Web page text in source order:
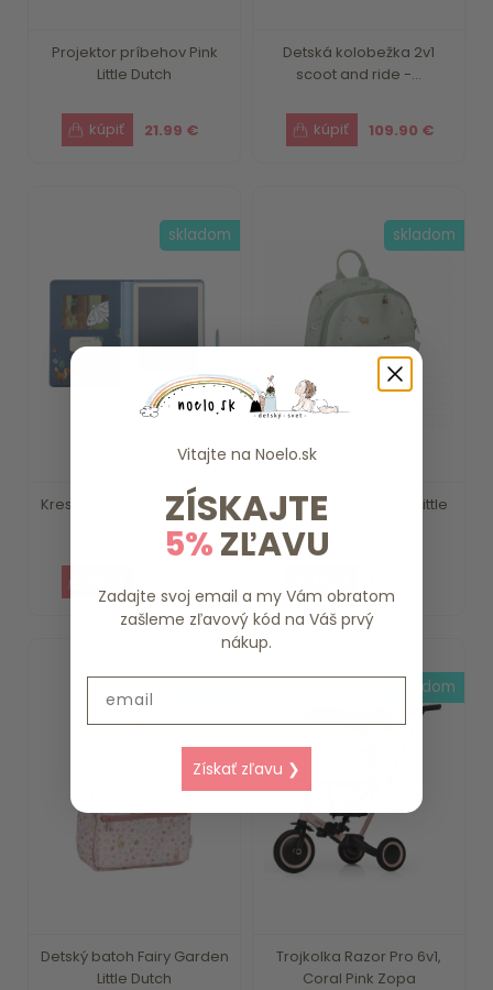
Projektor príbehov Pink
Little Dutch
21.99 €
Detská kolobežka 2v1
scoot and ride -...
109.90 €
Kresliaci tablet Blue Forest
Friends ...
skladom
Detský batoh Farma Little
skladom
Detský batoh Fairy Garden
Little Dutch
Trojkolka Razor Pro 6v1,
Coral Pink Zopa
skladom
Vitajte na Noelo.sk
ZÍSKAJTE
5%ZĽAVU
Zadajte svoj email a my Vám obratom
zašleme zľavový kód na Váš prvý
nákup.
Získať zľavu ❯